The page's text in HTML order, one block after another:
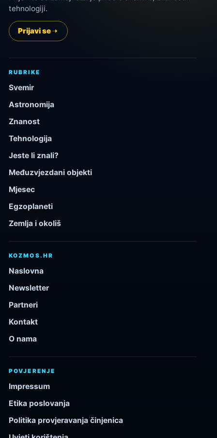
tehnologiji.
Prijavi se
RUBRIKE
Svemir
Astronomija
Znanost
Tehnologija
Jeste li znali?
Međuzvjezdani objekti
Mjesec
Egzoplaneti
Zemlja i okoliš
KOZMOS.HR
Naslovna
Newsletter
Partneri
Kontakt
O nama
POVJERENJE
Impressum
Etika poslovanja
Politika provjeravanja činjenica